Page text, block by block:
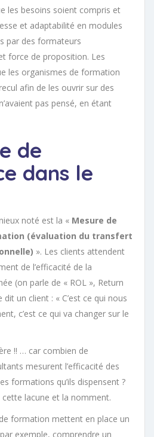
les besoins soient compris et
et adaptabilité en modules
par des formateurs
force de proposition. Les
les organismes de formation
afin de les ouvrir sur des
pas pensé, en étant
de
dans le
noté est la « Mesure de
(évaluation du transfert
». Les clients attendent
de l’efficacité de la
(on parle de « ROL », Return
un client : « C’est ce qui nous
c’est ce qui va changer sur le
!! … car combien de
mesurent l’efficacité des
formations qu’ils dispensent ?
lacune et la nomment.
formation mettent en place un
exemple, comprendre un